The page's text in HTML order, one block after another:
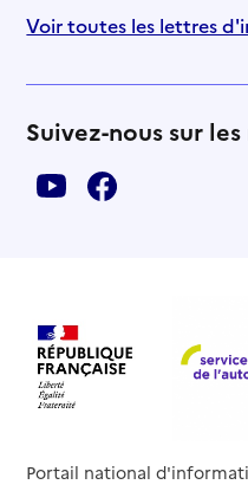
Voir toutes les lettres
Suivez-nous sur
Portail national